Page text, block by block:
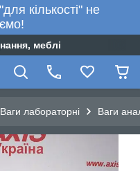
кількості" не
меблі
Ваги лабораторні Ваги